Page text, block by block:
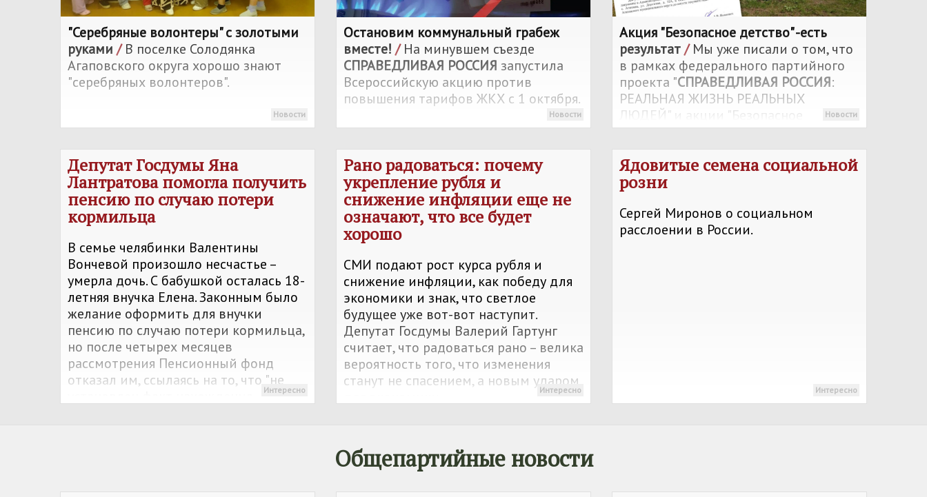
"Серебряные волонтеры" с золотыми
руками /В поселке Солодянка
Агаповского округа хорошо знают
"серебряных волонтеров".
Новости
Остановим коммунальный грабеж
вместе! /На минувшем съезде
СПРАВЕДЛИВАЯ РОССИЯ запустила
Всероссийскую акцию против
повышения тарифов ЖКХ с 1 октября.
Новости
Акция "Безопасное детство" -есть
результат/Мы уже писали о том, что
в рамках федерального партийного
проекта "СПРАВЕДЛИВАЯ РОССИЯ:
РЕАЛЬНАЯ ЖИЗНЬ РЕАЛЬНЫХ
ЛЮДЕЙ" и акции "Безопасное
детство" в селе Агаповка
активистами местного отделения
был проведён рейд.
Новости
Депутат Госдумы Яна
Лантратова помогла получить
пенсию по случаю потери
кормильца
В семье челябинки Валентины
Вончевой произошло несчастье –
умерла дочь. С бабушкой осталась 18-
летняя внучка Елена. Законным было
желание оформить для внучки
пенсию по случаю потери кормильца,
но после четырех месяцев
рассмотрения Пенсионный фонд
отказал им, ссылаясь на то, что "не
Интересно
Рано радоваться: почему
укрепление рубля и
снижение инфляции еще не
означают, что все будет
хорошо
СМИ подают рост курса рубля и
снижение инфляции, как победу для
экономики и знак, что светлое
будущее уже вот-вот наступит.
Депутат Госдумы Валерий Гартунг
считает, что радоваться рано – велика
вероятность того, что изменения
станут не спасением, а новым ударом
Интересно
Ядовитые семена социальной
розни
Сергей Миронов о социальном
расслоении в России.
Интересно
Общепартийные новости